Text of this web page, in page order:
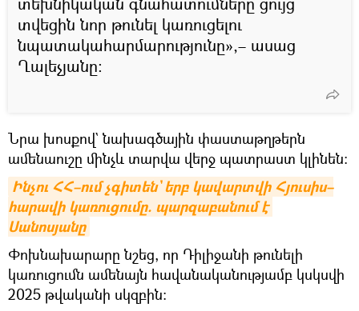
տվեցին նոր թունել կառուցելու
նպատակահարմարությունը»,– ասաց
Ղալեչյանը։
Նրա խոսքով` նախագծային փաստաթղթերն
ամենաուշը մինչև տարվա վերջ պատրաստ կլինեն։
Ինչու ՀՀ–ում չգիտեն` երբ կավարտվի Հյուսիս–
հարավի կառուցումը. պարզաբանում է
Սանոսյանը
Փոխնախարարը նշեց, որ Դիլիջանի թունելի
կառուցումն ամենայն հավանականությամբ կսկսվի
2025 թվականի սկզբին։